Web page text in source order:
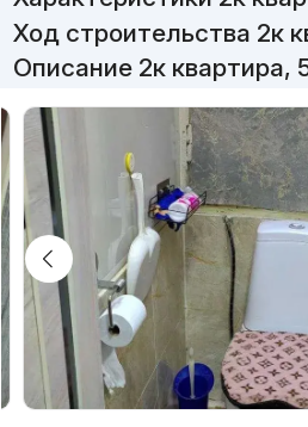
Ход строительства 2к
Описание 2к квартира,